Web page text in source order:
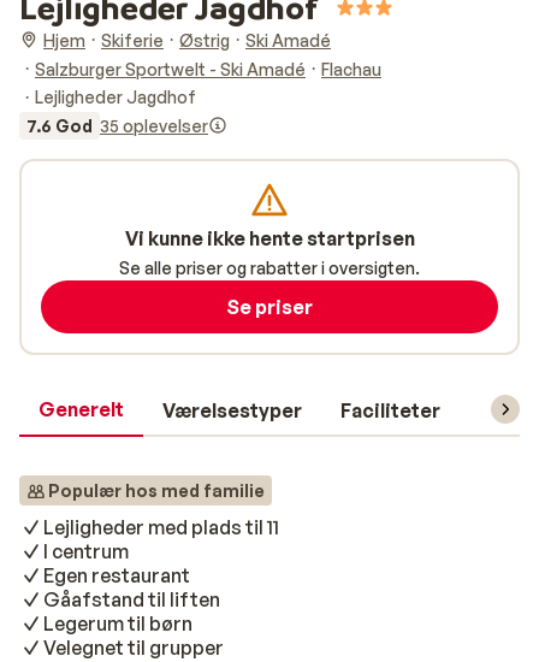
Hjem Skiferie Østrig
Ski Amadé
Salzburger Sportwelt - Ski Amadé
Flachau
Lejligheder Jagdhof
7.6 God 35 oplevelser
Generelt Værelsestyper Faciliteter
Populær hos med familie
Lejligheder med plads til 11
I centrum
Egen restaurant
Gåafstand til liften
Legerum til børn
Velegnet til grupper
Vi kunne ikke hente startprisen
Se alle priser og rabatter i oversigten.
Se priser